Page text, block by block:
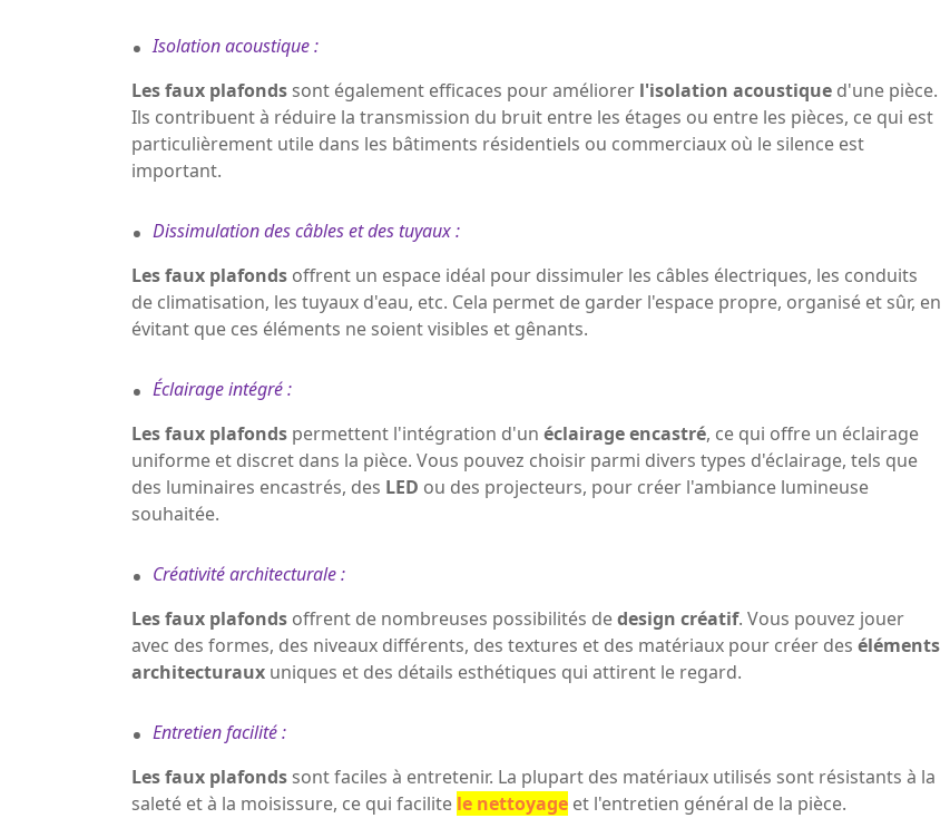
.Isolation acoustique :
Les faux plafonds sont également efficaces pour améliorer l'isolation acoustique d'une pièce.
Ils contribuent à réduire la transmission du bruit entre les étages ou entre les pièces, ce qui est
particulièrement utile dans les bâtiments résidentiels ou commerciaux où le silence est
important.
. Dissimulation des câbles et des tuyaux :
Les faux plafonds offrent un espace idéal pour dissimuler les câbles électriques, les conduits
de climatisation, les tuyaux d'eau, etc. Cela permet de garder l'espace propre, organisé et sûr, en
évitant que ces éléments ne soient visibles et gênants.
. Éclairage intégré :
Les faux plafonds permettent l'intégration d'un éclairage encastré, ce qui offre un éclairage
uniforme et discret dans la pièce. Vous pouvez choisir parmi divers types d'éclairage, tels que
des luminaires encastrés, des LED ou des projecteurs, pour créer l'ambiance lumineuse
souhaitée.
. Créativité architecturale :
Les faux plafonds offrent de nombreuses possibilités dedesign créatif. Vous pouvez jouer
avec des formes, des niveaux différents, des textures et des matériaux pour créer des éléments
architecturaux uniques et des détails esthétiques qui attirent le regard.
. Entretien facilité :
Les faux plafonds sont faciles à entretenir. La plupart des matériaux utilisés sont résistants à la
saleté et à la moisissure, ce qui facilite le nettoyage et l'entretien général de la pièce.